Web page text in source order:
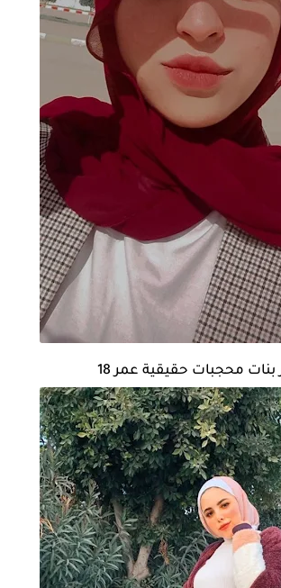
محجبات حقيقية عمر 18